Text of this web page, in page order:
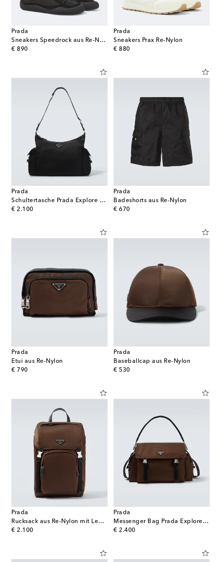
Prada
Sneakers Speedrock aus Re-Nylon
€ 890
original price
Prada
Sneakers Prax Re-Nylon
€ 880
original price
Prada
Schultertasche Prada Explore aus Re-Nylon
€ 2.100
original price
Prada
Badeshorts aus Re-Nylon
€ 670
original price
Prada
Etui aus Re-Nylon
€ 790
original price
Prada
Baseballcap aus Re-Nylon
€ 530
original price
Prada
Rucksack aus Re-Nylon mit Leder
€ 2.100
original price
Prada
Messenger Bag Prada Explore aus Re-Nylon
€ 2.400
original price